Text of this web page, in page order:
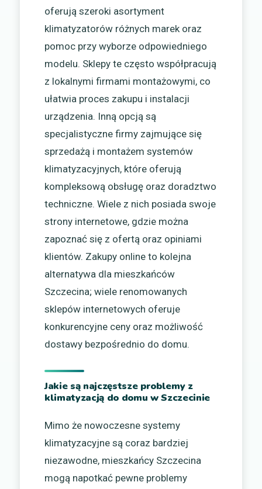
oferują szeroki asortyment
klimatyzatorów różnych marek oraz
pomoc przy wyborze odpowiedniego
modelu. Sklepy te często współpracują
z lokalnymi firmami montażowymi, co
ułatwia proces zakupu i instalacji
urządzenia. Inną opcją są
specjalistyczne firmy zajmujące się
sprzedażą i montażem systemów
klimatyzacyjnych, które oferują
kompleksową obsługę oraz doradztwo
techniczne. Wiele z nich posiada swoje
strony internetowe, gdzie można
zapoznać się z ofertą oraz opiniami
klientów. Zakupy online to kolejna
alternatywa dla mieszkańców
Szczecina; wiele renomowanych
sklepów internetowych oferuje
konkurencyjne ceny oraz możliwość
dostawy bezpośrednio do domu.
Jakie są najczęstsze problemy z
klimatyzacją do domu w Szczecinie
Mimo że nowoczesne systemy
klimatyzacyjne są coraz bardziej
niezawodne, mieszkańcy Szczecina
mogą napotkać pewne problemy